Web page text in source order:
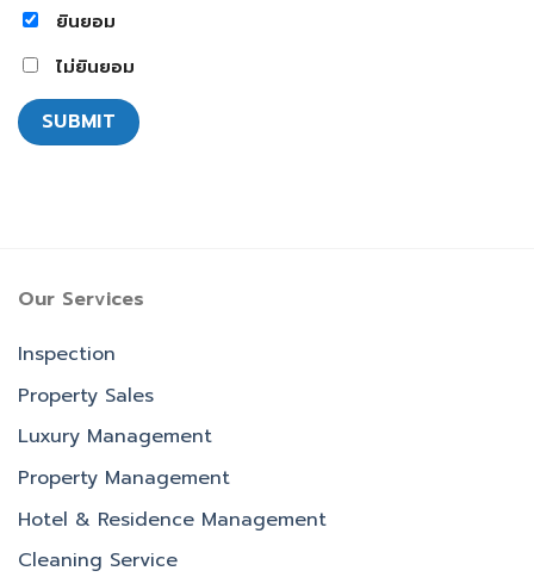
ยินยอม
ไม่ยินยอม
Our Services
Inspection
Property Sales
Luxury Management
Property Management
Hotel & Residence Management
Cleaning Service